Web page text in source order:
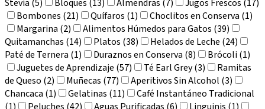
Stevia (5)
Bloques (13) Almendras (7)
Jugos Frescos (17)
Bombones (21)
Quífaros (1)
Choclitos en Conserva (1)
Margarina (2)
Alimentos Húmedos para Gatos (39)
Quitamanchas (14)
Platos (38)
Helados de Leche (24)
Paté de Ternera (1)
Duraznos en Conserva (8)
Brócoli (1)
Juguetes de Aprendizaje (57)
Té Earl Grey (3)
Ramitas
de Queso (2)
Muñecas (77)
Aperitivos Sin Alcohol (3)
Chancaca (1)
Gelatinas (11)
Café Instantáneo Tradicional